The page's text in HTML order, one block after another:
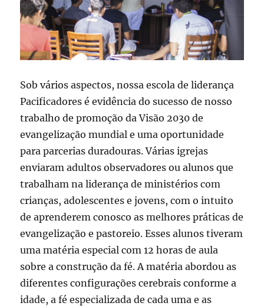
Sob vários aspectos, nossa escola de liderança
Pacificadores é evidência do sucesso de nosso
trabalho de promoção da Visão 2030 de
evangelização mundial e uma oportunidade
para parcerias duradouras. Várias igrejas
enviaram adultos observadores ou alunos que
trabalham na liderança de ministérios com
crianças, adolescentes e jovens, com o intuito
de aprenderem conosco as melhores práticas de
evangelização e pastoreio. Esses alunos tiveram
uma matéria especial com 12 horas de aula
sobre a construção da fé. A matéria abordou as
diferentes configurações cerebrais conforme a
idade, a fé especializada de cada uma e as